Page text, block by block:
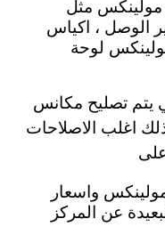
مولينكس مثل
الوصل ، اكياس
لوحة
يتم تصليح مكانس
اغلب الاصلاحات
واسعار
عن المركز